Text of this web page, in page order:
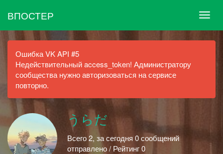
ВПОСТЕР
Ошибка VK API #5
Недействительный access_token! Администратору
сообщества нужно авторизоваться на сервисе
повторно.
うらだ
Всего 2, за сегодня 0 сообщений
отправлено / Рейтинг 0